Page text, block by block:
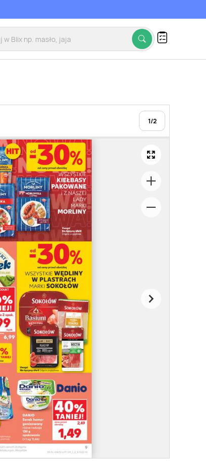
1/2